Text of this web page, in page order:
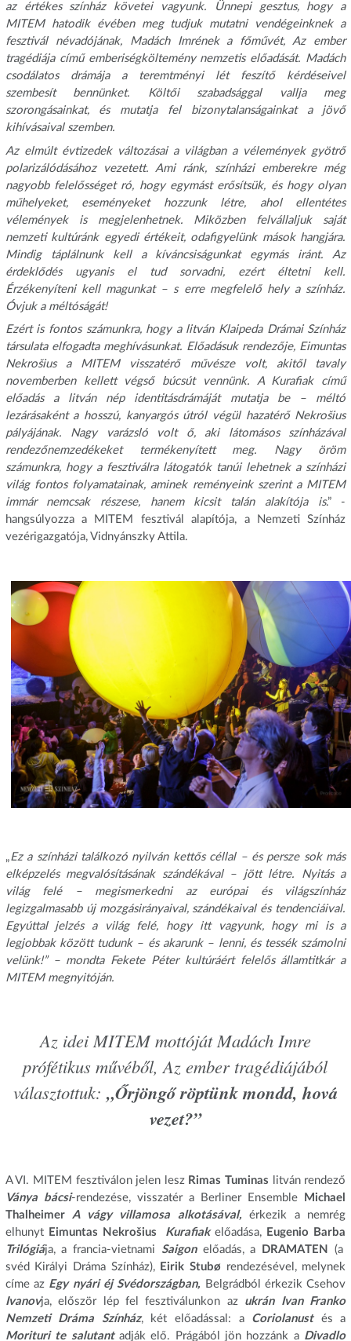
az értékes színház követei vagyunk. Ünnepi gesztus, hogy a
MITEM hatodik évében meg tudjuk mutatni vendégeinknek a
fesztivál névadójának, Madách Imrének a főművét, Az ember
tragédiája című emberiségköltemény nemzetis előadását. Madách
csodálatos drámája a teremtményi lét feszítő kérdéseivel
szembesít bennünket. Költői szabadsággal vallja meg
szorongásainkat, és mutatja fel bizonytalanságainkat a jövő
kihívásaival szemben.
Az elmúlt évtizedek változásai a világban a vélemények gyötrő
polarizálódásához vezetett. Ami ránk, színházi emberekre még
nagyobb felelősséget ró, hogy egymást erősítsük, és hogy olyan
műhelyeket, eseményeket hozzunk létre, ahol ellentétes
vélemények is megjelenhetnek. Miközben felvállaljuk saját
nemzeti kultúránk egyedi értékeit, odafigyelünk mások hangjára.
Mindig táplálnunk kell akíváncsiságunkat egymás iránt. Az
érdeklődés ugyanis el tud sorvadni, ezért éltetni kell.
Érzékenyíteni kell magunkat – s erre megfelelő hely a színház.
Óvjuk a méltóságát!
Ezért is fontos számunkra, hogy a litván Klaipeda Drámai Színház
társulata elfogadta meghívásunkat. Előadásuk rendezője, Eimuntas
Nekrošiusa MITEM visszatérő művésze volt, akitől tavaly
novemberben kellett végső búcsút vennünk. A Kurafiak című
előadás a litván nép identitásdrámáját mutatja be – méltó
lezárásaként a hosszú, kanyargós útról végül hazatérő Nekrošius
pályájának. Nagy varázsló volt ő, aki látomásos színházával
rendezőnemzedékeket termékenyített meg. Nagy öröm
számunkra, hogy a fesztiválra látogatók tanúi lehetnek a színházi
világ fontos folyamatainak, aminek reményeink szerint a MITEM
immár nemcsak részese, hanem kicsit talán alakítója is.” -
hangsúlyozza a MITEM fesztivál alapítója, a Nemzeti Színház
vezérigazgatója, Vidnyánszky Attila.
„Ez a színházi találkozó nyilván kettős céllal – és persze sok más
elképzelés megvalósításának szándékával – jött létre. Nyitás a
világ felé – megismerkedni az európai és világszínház
legizgalmasabb új mozgásirányaival, szándékaival és tendenciáival.
Egyúttal jelzés a világ felé, hogy itt vagyunk, hogy mi is a
legjobbak között tudunk – és akarunk – lenni, és tessék számolni
velünk!” – mondta Fekete Péter kultúráért felelős államtitkár a
MITEM megnyitóján.
Az idei MITEM mottóját Madách Imre
prófétikus művéből,Az ember tragédiájából
választottuk: „Őrjöngő röptünk mondd, hová
vezet?”
A VI. MITEM fesztiválon jelen leszRimas Tuminas litván rendező
Ványa bácsi-rendezése, visszatér a Berliner Ensemble
Michael
Thalheimer
A vágy villamosa alkotásával, érkezik a nemrég
elhunyt Eimuntas Nekrošius Kurafiakelőadása, Eugenio Barba
Trilógiája, a francia-vietnami Saigonelőadás, a DRAMATEN
(a
svéd Királyi Dráma Színház), Eirik Stubø rendezésével, melynek
címe az Egy nyári éj Svédországban, Belgrádból érkezik Csehov
Ivanovja, először lép fel fesztiválunkon az ukrán Ivan Franko
Nemzeti Dráma Színház, két előadással: a Coriolanustés a
Morituri te salutantadják elő. Prágából jön hozzánk a Divadlo